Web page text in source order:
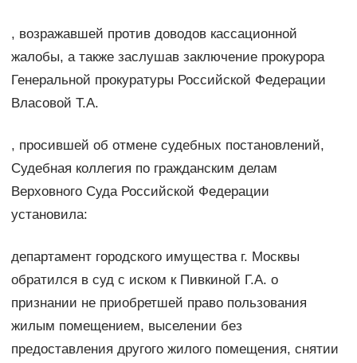
, возражавшей против доводов кассационной
жалобы, а также заслушав заключение прокурора
Генеральной прокуратуры Российской Федерации
Власовой Т.А.
, просившей об отмене судебных постановлений,
Судебная коллегия по гражданским делам
Верховного Суда Российской Федерации
установила:
департамент городского имущества г. Москвы
обратился в суд с иском к Пивкиной Г.А. о
признании не приобретшей право пользования
жилым помещением, выселении без
предоставления другого жилого помещения, снятии